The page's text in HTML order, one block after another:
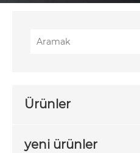
Ürünler
yeni ürünler